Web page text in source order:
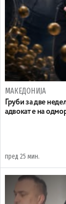
МАКЕДОНИЈА
Груби за две
адвокат е на
пред 25 мин.